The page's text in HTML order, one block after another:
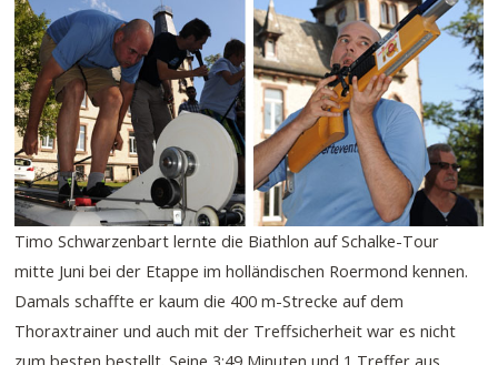
Timo Schwarzenbart lernte die Biathlon auf Schalke-Tour
mitte Juni bei der Etappe im holländischen Roermond kennen.
Damals schaffte er kaum die 400 m-Strecke auf dem
Thoraxtrainer und auch mit der Treffsicherheit war es nicht
zum besten bestellt. Seine 3:49 Minuten und 1 Treffer aus